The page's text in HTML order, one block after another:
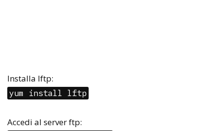
Installa lftp:
yum install lftp
Accedi al server ftp: